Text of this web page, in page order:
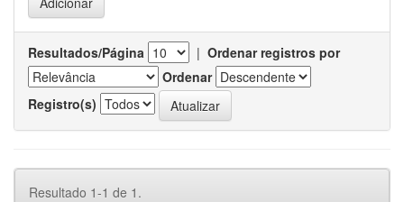
Resultados/Página | Ordenar registros por
Ordenar
Registro(s)
Resultado 1-1 de 1.